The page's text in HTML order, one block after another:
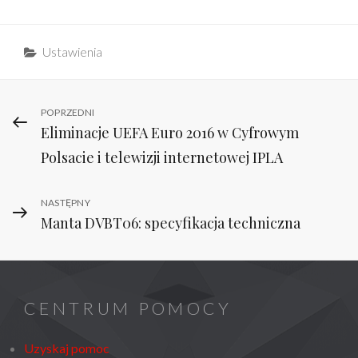
Categories
Ustawienia
Nawigacja
wpisu
Previous
Post
POPRZEDNI
Eliminacje UEFA Euro 2016 w Cyfrowym
Polsacie i telewizji internetowej IPLA
Next
Post
NASTĘPNY
Manta DVBT06: specyfikacja techniczna
CENTRUM POMOCY
Uzyskaj pomoc